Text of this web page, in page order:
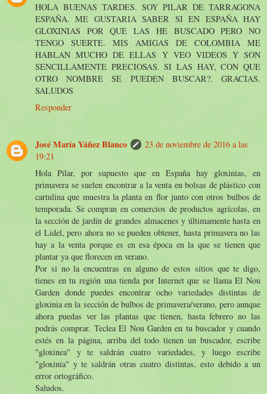
HOLA BUENAS TARDES. SOY PILAR DE TARRAGONA
ESPAÑA. ME GUSTARIA SABER SI EN ESPAÑA HAY
GLOXINIAS POR QUE LAS HE BUSCADO PERO NO
TENGO SUERTE. MIS AMIGAS DE COLOMBIA ME
HABLAN MUCHO DE ELLAS Y VEO VIDEOS Y SON
SENCILLAMENTE PRECIOSAS. SI LAS HAY, CON QUE
OTRO NOMBRE SE PUEDEN BUSCAR?. GRACIAS.
SALUDOS
Responder
José María Yáñez Blanco
23 de noviembre de 2016 a las
19:21
Hola Pilar, por supuesto que en España hay gloxinias, en
primavera se suelen encontrar a la venta en bolsas de plástico con
cartulina que muestra la planta en flor junto con otros bulbos de
temporada. Se compran en comercios de productos agrícolas, en
la sección de jardín de grandes almacenes y últimamente hasta en
el Lidel, pero ahora no se pueden obtener, hasta primavera no las
hay a la venta porque es en esa época en la que se tienen que
plantar ya que florecen en verano.
Por si no la encuentras en alguno de estos sitios que te digo,
tienes en tu región una tienda por Internet que se llama El Nou
Garden donde puedes encontrar ocho variedades distintas de
gloxinia en la sección de bulbos de primavera/verano, pero aunque
ahora puedas ver las plantas que tienen, hasta febrero no las
podrás comprar. Teclea El Nou Garden en tu buscador y cuando
estés en la página, arriba del todo tienen un buscador, escribe
"gloxinea" y te saldrán cuatro variedades, y luego escribe
"gloxinia" y te saldrán otras cuatro distintas, esto debido a un
error ortográfico.
Saludos.